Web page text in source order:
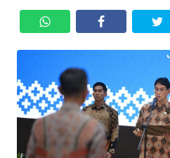
EKUIN
SAINS-TEKNO
KESEHATAN
INTERNASIONAL